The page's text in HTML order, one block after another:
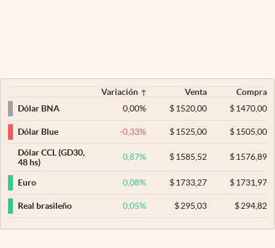
Variación Venta
Compra
Dólar BNA
0,00% $ 1520,00 $1470,00
Dólar Blue -0,33% $ 1525,00 $1505,00
Dólar CCL (GD30,
48 hs)
0,87% $ 1585,52 $1576,89
Euro 0,08% $ 1733,27 $1731,97
Real brasileño 0,05% $ 295,03 $294,82